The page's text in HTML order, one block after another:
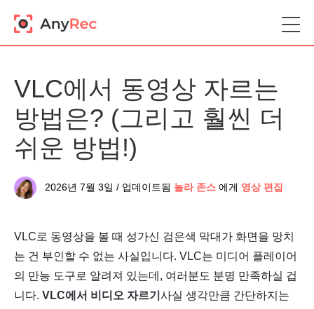
VLC에서 동영상 자르는
방법은? (그리고 훨씬 더
쉬운 방법!)
2026년 7월 3일 / 업데이트됨 놀라 존스 에게 영상 편집
VLC로 동영상을 볼 때 성가신 검은색 막대가 화면을 망치
는 건 부인할 수 없는 사실입니다. VLC는 미디어 플레이어
의 만능 도구로 알려져 있는데, 여러분도 분명 만족하실 겁
니다. VLC에서 비디오 자르기 사실 생각만큼 간단하지는